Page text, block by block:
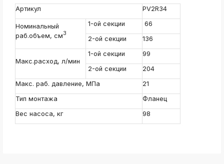
ksldkfjsdlfkjsls;ldfkgjsdl;kfkфыва
ksldkfjsdlfkjsls;ldfkgjsdl;kfkфыва
ksldkfjsdlfkjsls;ldfkgjsdl;kfkфыва
k
Артикул PV2R34
Номинальный
раб.объем, см3
1-ой секции
66
2-ой секции
136
Макс.расход, л/мин
1-ой секции
99
2-ой секции
204
Макс. раб. давление, МПа
21
Тип монтажа
Фланец
Вес насоса, кг
98